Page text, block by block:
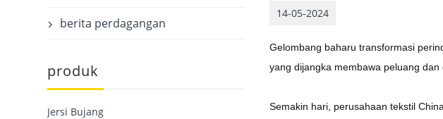
14-05-2024
Gelombang baharu transformasi
yang dijangka membawa peluang
Semakin hari, perusahaan tekstil
 berita perdagangan
produk
Jersi Bujang